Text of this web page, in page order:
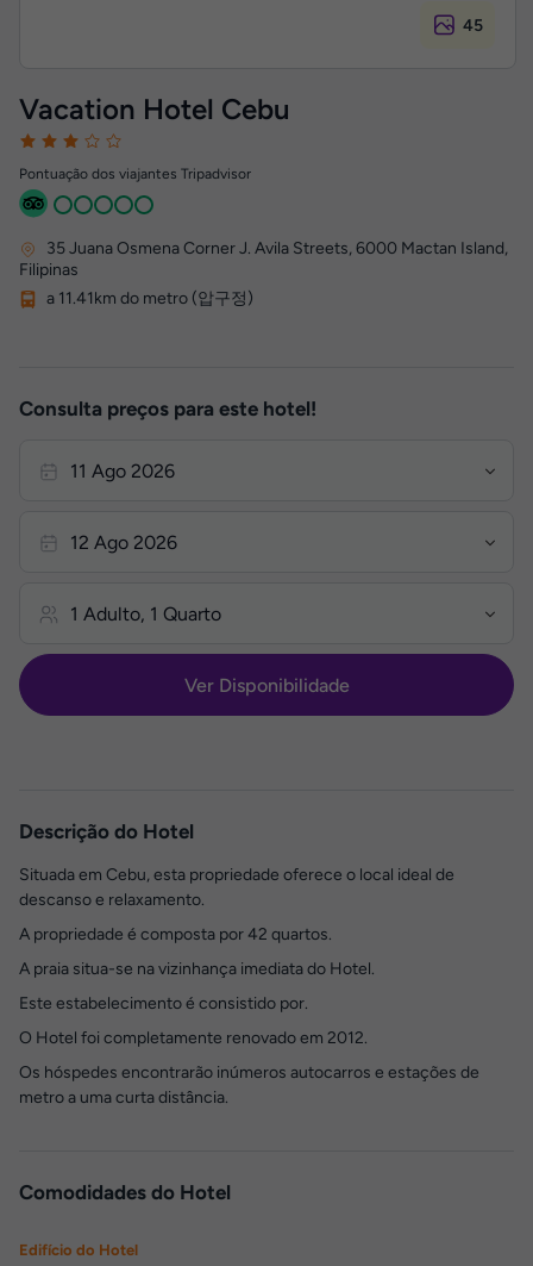
45
Vacation Hotel Cebu
Pontuação dos viajantes Tripadvisor
35 Juana Osmena Corner J. Avila Streets,6000 Mactan Island,
Filipinas
a 11.41km do metro (압구정)
Consulta preços para este hotel!
Ver Disponibilidade
Descrição do Hotel
Situada em Cebu, esta propriedade oferece o local ideal de
descanso e relaxamento.
A propriedade é composta por 42 quartos.
A praia situa-se na vizinhança imediata do Hotel.
Este estabelecimento é consistido por.
O Hotel foi completamente renovado em 2012.
Os hóspedes encontrarão inúmeros autocarros e estações de
metro a uma curta distância.
Comodidades do Hotel
Edifício do Hotel